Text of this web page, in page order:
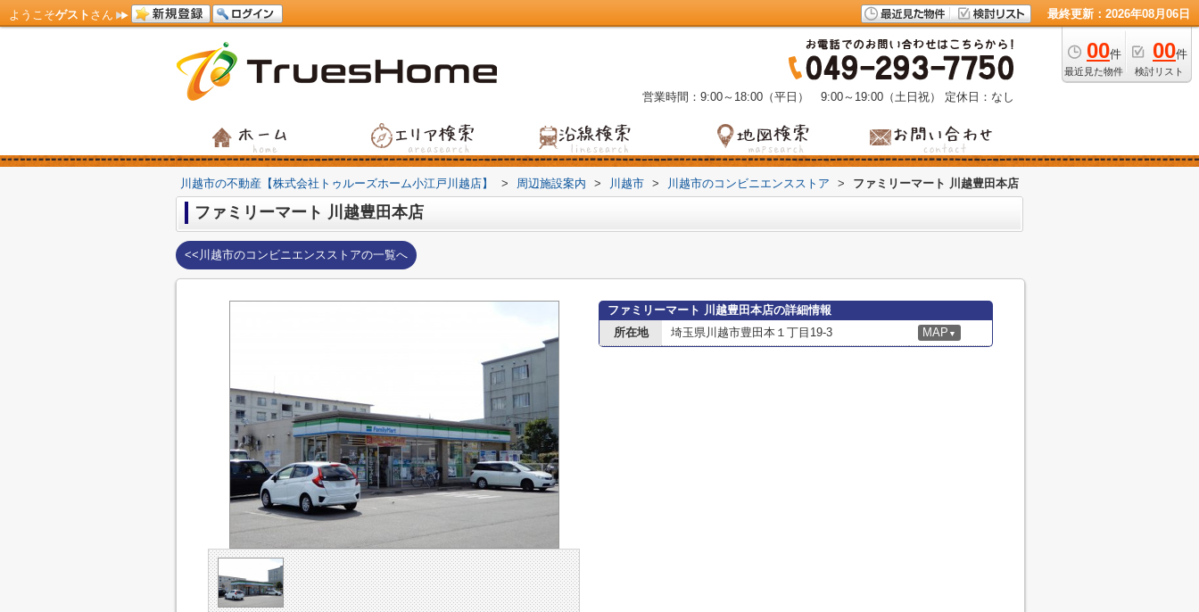
ようこそゲスト さん 最終更新：2026年08月06日
00件
最近見た物件
00件
検討リスト
営業時間：9:00～18:00（平日） 9:00～19:00（土日祝） 定休日：なし
川越市の不動産【株式会社トゥルーズホーム小江戸川越店】 > 周辺施設案内 > 川越市 > 川越市のコンビニエンスストア > ファミリーマート 川越豊田本店
ファミリーマート 川越豊田本店
<<川越市のコンビニエンスストアの一覧へ
ファミリーマート 川越豊田本店の詳細情報
所在地
埼玉県川越市豊田本１丁目19-3 MAP ▼